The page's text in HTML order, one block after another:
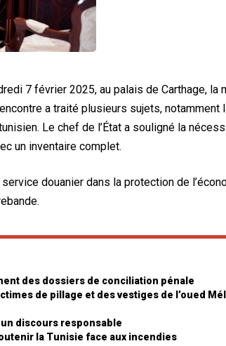
7 février 2025, au palais de Carthage, la
a traité plusieurs sujets, notamment
Le chef de l’État a souligné la
un inventaire complet.
douanier dans la protection de
des dossiers de conciliation pénale
de pillage et des vestiges de l’oued
discours responsable
la Tunisie face aux incendies